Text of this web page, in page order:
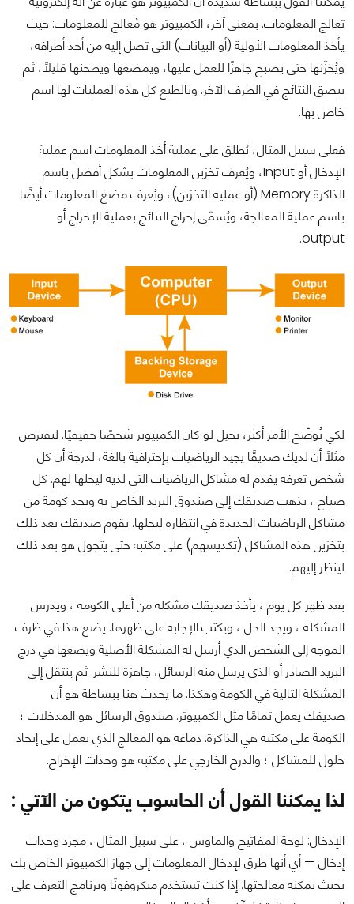
تعالج المعلومات. بمعنى آخر، الكمبيوتر هو مُعالج للمعلومات: حيث
يأخذ المعلومات الأولية (أو البيانات) التي تصل إليه من أحد أطرافه،
ويُخزّنها حتى يصبح جاهزًا للعمل عليها، ويمضغها ويطحنها قليلًا، ثم
يبصق النتائج في الطرف الآخر. وبالطبع كل هذه العمليات لها اسم
خاص بها.
فعلى سبيل المثال، يُطلق على عملية أخذ المعلومات اسم عملية
الإدخال أو Input، ويُعرف تخزين المعلومات بشكل أفضل باسم
الذاكرة Memory (أو عملية التخزين)، ويُعرف مضغ المعلومات أيضًا
باسم عملية المعالجة، ويُسمّى إخراج النتائج بعملية الإخراج أو
output.
لكي نُوضّح الأمر أكثر، تخيل لو كان الكمبيوتر شخصًا حقيقيًا. لنفترض
مثلاً أن لديك صديقًا يجيد الرياضيات بإحترافية بالغة، لدرجة أن كل
شخص تعرفه يقدم له مشاكل الرياضيات التي لديه ليحلها لهم. كل
صباح ، يذهب صديقك إلى صندوق البريد الخاص به ويجد كومة من
مشاكل الرياضيات الجديدة في انتظاره ليحلها. يقوم صديقك بعد ذلك
بتخزين هذه المشاكل (تكديسهم) على مكتبه حتى يتجول هو بعد ذلك
لينظر إليهم.
بعد ظهر كل يوم ، يأخذ صديقك مشكلة من أعلى الكومة ، ويدرس
المشكلة ، ويجد الحل ، ويكتب الإجابة على ظهرها. يضع هذا في ظرف
الموجه إلى الشخص الذي أرسل له المشكلة الأصلية ويضعها في درج
البريد الصادر أو الذي يرسل منه الرسائل، جاهزة للنشر. ثم ينتقل إلى
المشكلة التالية في الكومة وهكذا. ما يحدث هنا ببساطة هو أن
صديقك يعمل تمامًا مثل الكمبيوتر. صندوق الرسائل هو المدخلات ؛
الكومة على مكتبه هي الذاكرة. دماغه هو المعالج الذي يعمل على إيجاد
حلول للمشاكل ؛ والدرج الخارجي على مكتبه هو وحدات الإخراج.
لذا يمكننا القول أن الحاسوب يتكون من الآتي :
الإدخال: لوحة المفاتيح والماوس ، على سبيل المثال ، مجرد وحدات
إدخال — أي أنها طرق لإدخال المعلومات إلى جهاز الكمبيوتر الخاص بك
بحيث يمكنه معالجتها. إذا كنت تستخدم ميكروفونًا وبرنامج التعرف على